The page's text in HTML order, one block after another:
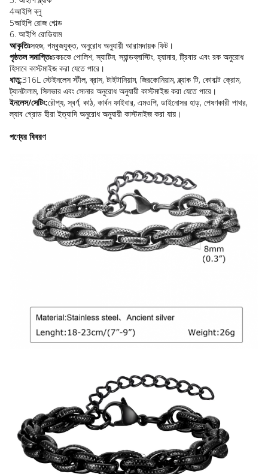
4আইপি ব্লু
5আইপি রোজ গোল্ড
6. আইপি রোডিয়াম
আকৃতিঃসহজ, গম্বুজযুক্ত, অনুরোধ অনুযায়ী আরামদায়ক ফিট।
পৃষ্ঠতল সমাপ্তিঃচকচকে পোলিশ, স্যাটিন, স্যান্ডব্লাস্টিং, হ্যামার, ট্রিবার এবং রক অনুরোধ
হিসাবে কাস্টমাইজ করা যেতে পারে।
ধাতু:316L স্টেইনলেস স্টীল, ব্রাস, টাইটানিয়াম, জিরকোনিয়াম, ব্ল্যাক টি, কোবাল্ট ক্রোম,
ট্যানটালাম, সিলভার এবং সোনার অনুরোধ অনুযায়ী কাস্টমাইজ করা যেতে পারে।
ইনলেস/সেটিং:রৌপ্য, স্বর্ণ, কাঠ, কার্বন ফাইবার, এমওপি, ডাইনোসর হাড়, পেষণকারী পাথর,
ল্যাব গ্রোড হীরা ইত্যাদি অনুরোধ অনুযায়ী কাস্টমাইজ করা যায়।
পণ্যের বিবরণ